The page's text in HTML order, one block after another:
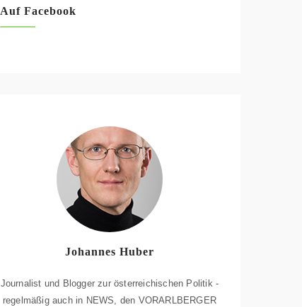
Auf Facebook
Johannes Huber
Journalist und Blogger zur österreichischen Politik -
regelmäßig auch in NEWS, den VORARLBERGER